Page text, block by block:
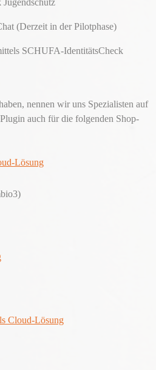
(Derzeit in der Pilotphase)
SCHUFA-IdentitätsCheck
nennen wir uns Spezialisten auf
auch für die folgenden Shop-
Lösung
Cloud-Lösung